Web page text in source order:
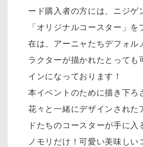
ード購入者の方には、ニジゲ
「オリジナルコースター」
在は、アーニャたちデフォル
ラクターが描かれたとっても
インになっております！
本イベントのために描き下ろ
花々と一緒にデザインされた
ドたちのコースターが手に入
ノモリだけ！可愛い美味しい